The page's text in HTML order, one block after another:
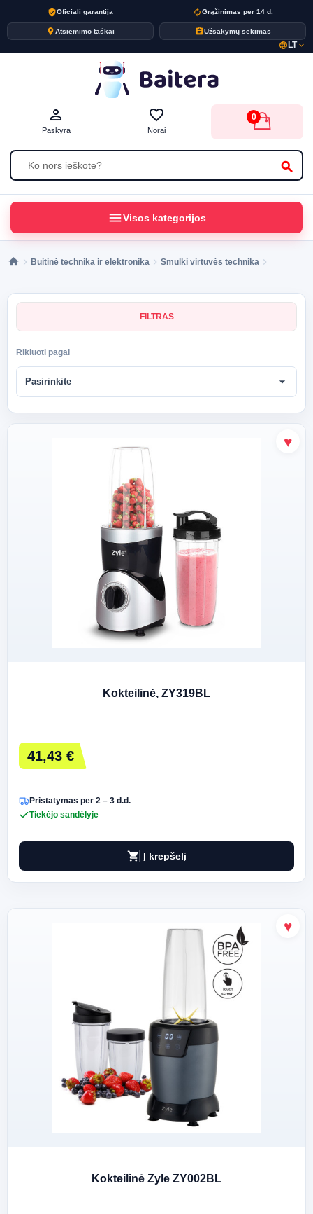
verified_userOficiali garantija autorenewGrąžinimas per 14 d.
placeAtsiėmimo taškai assignmentUžsakymų sekimas
language LTexpand_more
search
person_outline
Paskyra
favorite_border
Norai
0
menuVisos kategorijos
Buitinė technika ir elektronika Smulki virtuvės technika
FILTRAS
Rikiuoti pagal
Pasirinkite arrow_drop_down
Kokteilinė, ZY319BL
41,43 €
Pristatymas per 2 – 3 d.d.
Tiekėjo sandėlyje
shopping_cart Į krepšelį
Kokteilinė Zyle ZY002BL